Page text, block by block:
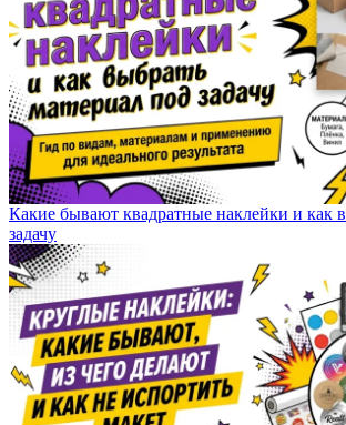
Какие бывают квадратные наклейки и как
задачу